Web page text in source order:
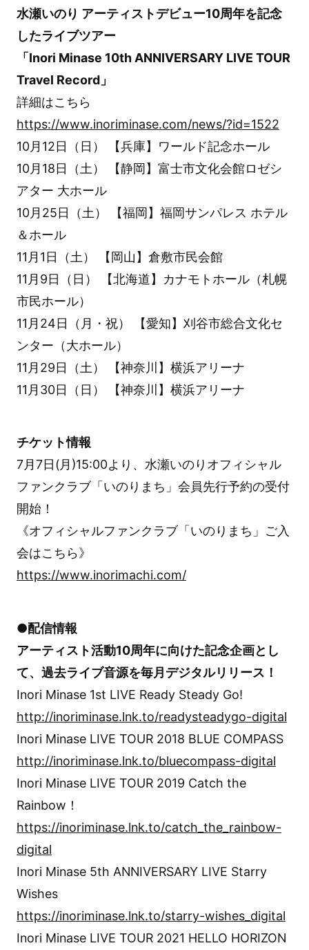
水瀬いのり アーティストデビュー10周年を記念
したライブツアー
「Inori Minase 10th ANNIVERSARY LIVE TOUR
Travel Record」
詳細はこちら
https://www.inoriminase.com/news/?id=1522
10月12日（日） 【兵庫】ワールド記念ホール
10月18日（土） 【静岡】富士市文化会館ロゼシ
アター 大ホール
10月25日（土） 【福岡】福岡サンパレス ホテル
＆ホール
11月1日（土） 【岡山】倉敷市民会館
11月9日（日） 【北海道】カナモトホール（札幌
市民ホール）
11月24日（月・祝） 【愛知】刈谷市総合文化セ
ンター（大ホール）
11月29日（土） 【神奈川】横浜アリーナ
11月30日（日） 【神奈川】横浜アリーナ
チケット情報
7月7日(月)15:00より、水瀬いのりオフィシャル
ファンクラブ「いのりまち」会員先行予約の受付
開始！
《オフィシャルファンクラブ「いのりまち」ご入
会はこちら》
https://www.inorimachi.com/
●配信情報
アーティスト活動10周年に向けた記念企画とし
て、過去ライブ音源を毎月デジタルリリース！
Inori Minase 1st LIVE Ready Steady Go!
http://inoriminase.lnk.to/readysteadygo-digital
Inori Minase LIVE TOUR 2018 BLUE COMPASS
http://inoriminase.lnk.to/bluecompass-digital
Inori Minase LIVE TOUR 2019 Catch the
Rainbow！
https://inoriminase.lnk.to/catch_the_rainbow-
digital
Inori Minase 5th ANNIVERSARY LIVE Starry
Wishes
https://inoriminase.lnk.to/starry-wishes_digital
Inori Minase LIVE TOUR 2021 HELLO HORIZON